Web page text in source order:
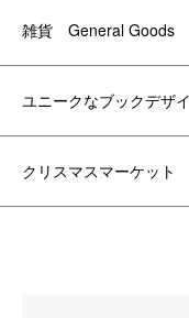
雑貨 General Goods
ユニークなブックデザ
クリスマスマーケット